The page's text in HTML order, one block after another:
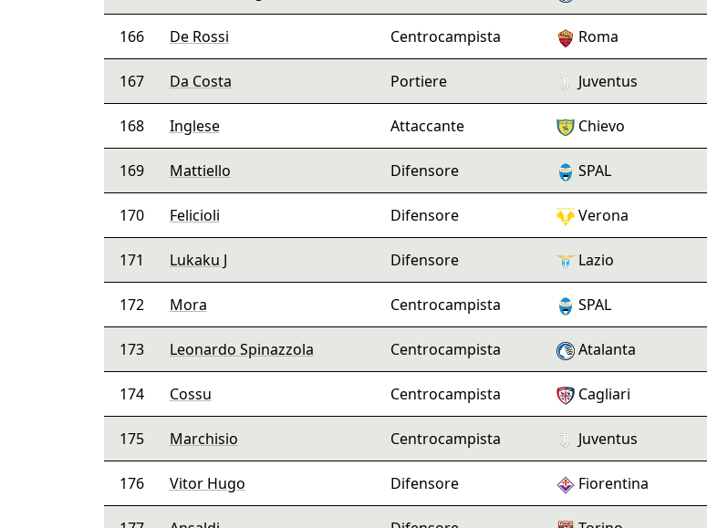
166 De Rossi Centrocampista Roma
167 Da Costa Portiere Juventus
168 Inglese Attaccante Chievo
169 Mattiello Difensore SPAL
170 Felicioli Difensore Verona
171 Lukaku J Difensore Lazio
172 Mora Centrocampista SPAL
173 Leonardo Spinazzola Centrocampista Atalanta
174 Cossu Centrocampista Cagliari
175 Marchisio Centrocampista Juventus
176 Vitor Hugo Difensore Fiorentina